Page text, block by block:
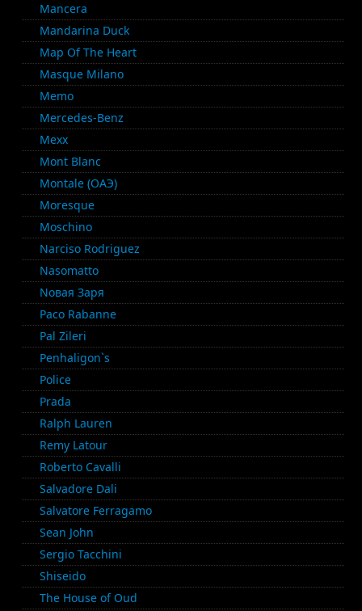
Mancera
Mandarina Duck
Map Of The Heart
Masque Milano
Memo
Mercedes-Benz
Mexx
Mont Blanc
Montale (ОАЭ)
Moresque
Moschino
Narciso Rodriguez
Nasomatto
Nовая Заря
Paco Rabanne
Pal Zileri
Penhaligon`s
Police
Prada
Ralph Lauren
Remy Latour
Roberto Cavalli
Salvadore Dali
Salvatore Ferragamo
Sean John
Sergio Tacchini
Shiseido
The House of Oud